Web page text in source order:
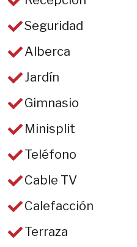
Seguridad
Alberca
Jardín
Gimnasio
Minisplit
Teléfono
Cable TV
Calefacción
Terraza